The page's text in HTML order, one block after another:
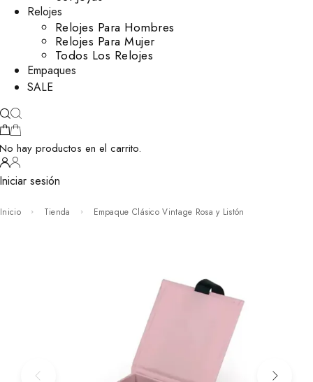
Relojes
Relojes Para Hombres
Relojes Para Mujer
Todos Los Relojes
Empaques
SALE
hay productos en el carrito.
sesión
Inicio Tienda Empaque Clásico Vintage Rosa y Listón